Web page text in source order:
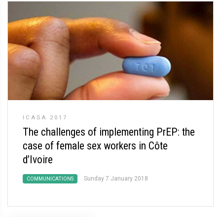
ICASA 2017
The challenges of implementing PrEP: the
case of female sex workers in Côte
d’Ivoire
COMMUNICATIONS Sunday 7 January 2018